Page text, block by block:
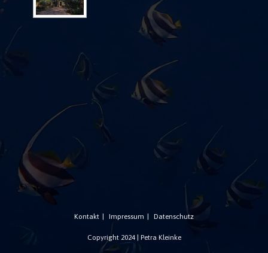
Kontakt Impressum Datenschutz
Copyright 2024 | Petra Kleinke